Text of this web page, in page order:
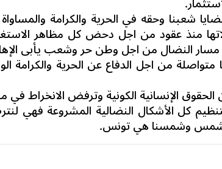
منذ عقود من اجل دحض كل مظاهر
مسار النضال من اجل وطن حر وشعب يأبى
من اجل الدفاع عن الحرية والكرامة
الإنسانية الكونية وترفض الانخراط في
كل الأشكال النضالية المشروعة فهي
وشمسنا هي تونس.